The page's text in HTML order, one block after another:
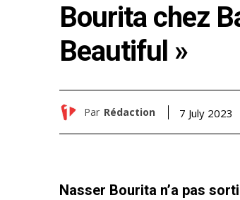
Bourita chez
Beautiful »
Par Rédaction 7 July 2023
Nasser Bourita n’a pas